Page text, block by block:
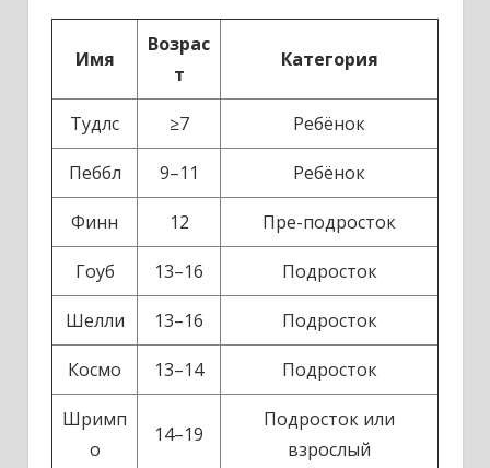
Имя
Возрас
т
Категория
Тудлс ≥7 Ребёнок
Пеббл 9–11 Ребёнок
Финн 12 Пре-подросток
Гоуб 13–16 Подросток
Шелли 13–16 Подросток
Космо 13–14 Подросток
Шримп
о
14–19
Подросток или
взрослый